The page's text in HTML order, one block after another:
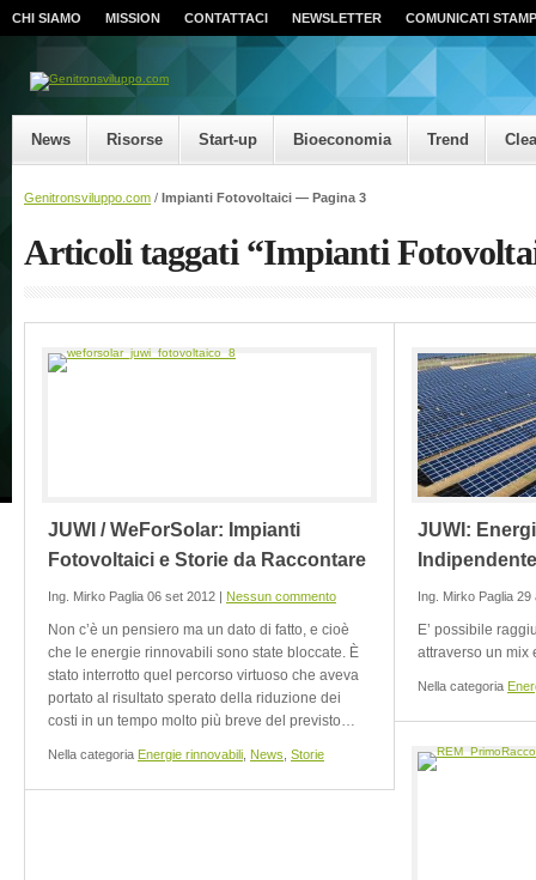
CHI SIAMO MISSION CONTATTACI NEWSLETTER COMUNICATI
News Risorse Start-up Bioeconomia Trend
Genitronsviluppo.com / Impianti Fotovoltaici — Pagina 3
Articoli taggati “Impianti
JUWI / WeForSolar: Impianti
Fotovoltaici e Storie da Raccontare
Ing. Mirko Paglia 06 set 2012 | Nessun commento
Non c’è un pensiero ma un dato di fatto, e cioè
che le energie rinnovabili sono state bloccate. È
stato interrotto quel percorso virtuoso che aveva
portato al risultato sperato della riduzione dei
costi in un tempo molto più breve del previsto…
Nella categoria Energie rinnovabili News Storie
JUWI:
Indipendente
Ing. Mirko Paglia
E’ possibile
attraverso un mix
Nella categoria